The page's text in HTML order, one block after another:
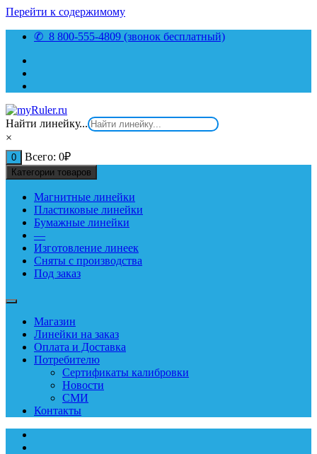
Перейти к содержимому
✆ 8 800-555-4809 (звонок бесплатный)
Найти линейку...
×
0 Всего: 0₽
Категории товаров
Магнитные линейки
Пластиковые линейки
Бумажные линейки
—
Изготовление линеек
Сняты с производства
Под заказ
Магазин
Линейки на заказ
Оплата и Доставка
Потребителю
Сертификаты калибровки
Новости
СМИ
Контакты